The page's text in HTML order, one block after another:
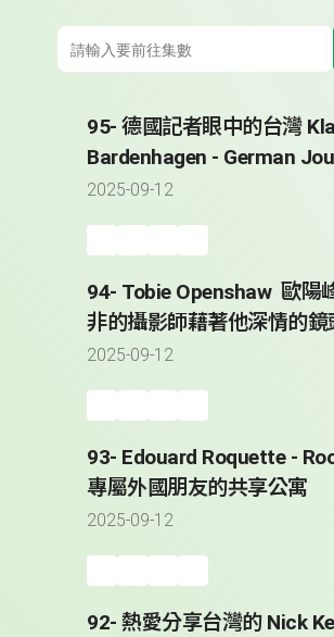
95- 德國記者眼中的台灣
Bardenhagen - German
Reporting from Taiwan
2025-09-12
94- Tobie Openshaw 歐陽
非的攝影師藉著他深情的
紀錄台灣 * Taiwan Through
2025-09-12
93- Edouard Roquette -
專屬外國朋友的共享公寓
2025-09-12
92- 熱愛分享台灣的 Nick